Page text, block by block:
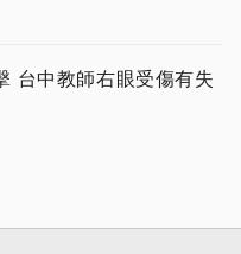
台中教師右眼受傷有失